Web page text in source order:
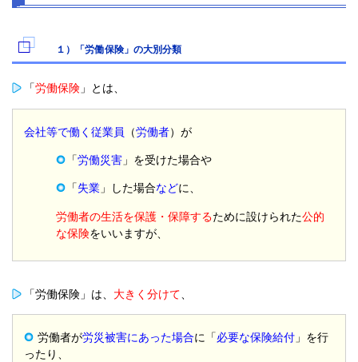
１）「労働保険」の大別分類
「労働保険 」とは、
会社等で働く従業員 （労働者）が
「労働災害 」を受けた場合や
「失業 」した場合などに、
労働者の生活を保護・保障するために設けられた公的
な保険をいいますが、
「労働保険」は、 大きく分けて
労働者が労災被害にあった場合に「必要な保険給付 」を行
ったり、